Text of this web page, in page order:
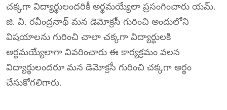
చక్కగా విద్యార్థులందరికీ అర్థమయ్యేలా ప్రసంగించారు యమ్.
జి. వి. రవీంద్రనాథ్ మన డెమోక్రసీ గురించి అందులోని
విషయాలను గురించి చాలా చక్కగా విద్యార్థులకి
అర్థమయ్యేలాగా వివరించారు ఈ కార్యక్రమం వలన
విద్యార్థులందరూ మన డెమోక్రసీ గురించి చక్కగా అర్థం
చేసుకోగలిగారు.